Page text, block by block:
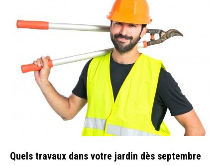
Quels travaux dans votre jardin dès septembre